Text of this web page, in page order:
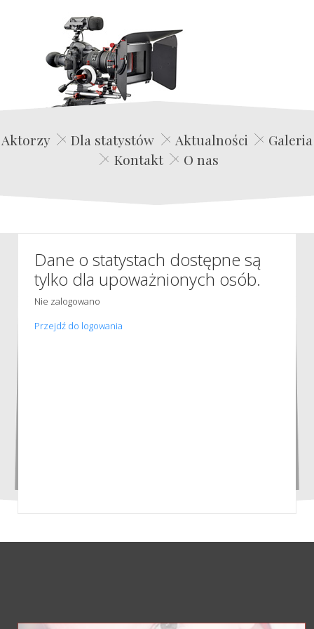
Edwin Film Agencja Aktorska
Aktorzy Dla statystów Aktualności
Galeria
Kontakt
O nas
Dane o statystach dostępne są
tylko dla upoważnionych osób.
Nie zalogowano
Przejdź do logowania